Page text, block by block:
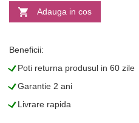
Adauga in cos
Beneficii:
LPoti returna produsul in 60 zile
LGarantie 2 ani
LLivrare rapida